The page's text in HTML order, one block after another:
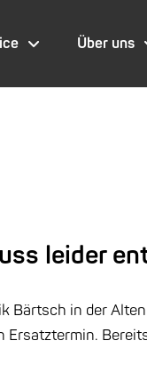
Über uns
leider
Bärtsch in der